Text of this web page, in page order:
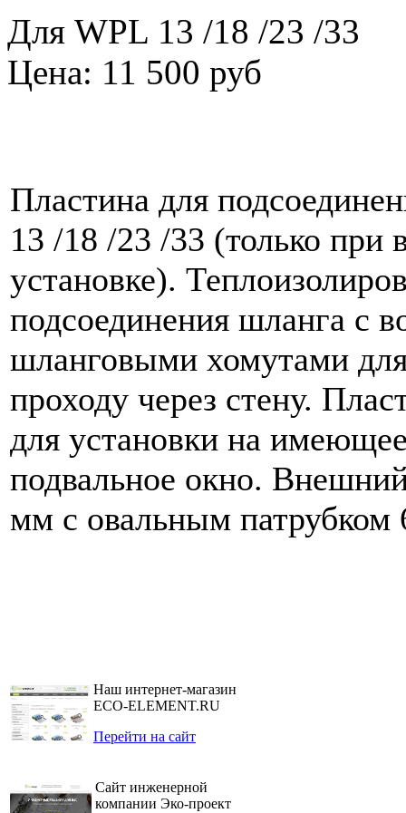
Для WPL 13 /18 /23 /33
Цена: 11 500 руб
Пластина для
13 /18 /23 /33 (только при
установке).
подсоединения шланга с
шланговыми хомутами
проходу через стену.
для установки на
подвальное окно.
мм с овальным
Наш интернет-магазин
ECO-ELEMENT.RU
Перейти на сайт
Сайт инженерной
компании Эко-проект